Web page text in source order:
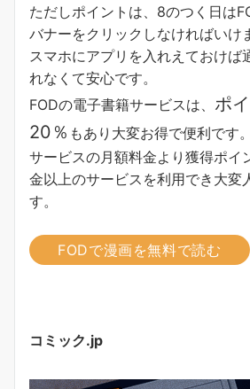
ただしポイントは、8のつく日は
バナーをクリックしなければいけ
スマホにアプリを入れえておけば
れなくて安心です。
FODの電子書籍サービスは、 ポ
20％ もあり大変お得で便利です。
サービスの月額料金より獲得ポイ
金以上のサービスを利用でき大変
す。
FODで漫画を無料で読む
コミック.jp